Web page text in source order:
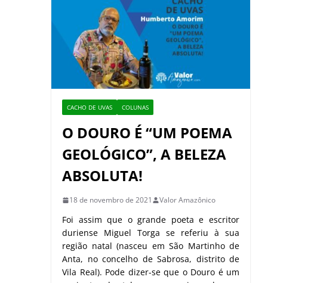
CACHO DE UVAS COLUNAS
O DOURO É “UM POEMA
GEOLÓGICO”, A BELEZA
ABSOLUTA!
18 de novembro de 2021 Valor Amazônico
Foi assim que o grande poeta e escritor
duriense Miguel Torga se referiu à sua
região natal (nasceu em São Martinho de
Anta, no concelho de Sabrosa, distrito de
Vila Real). Pode dizer-se que o Douro é um